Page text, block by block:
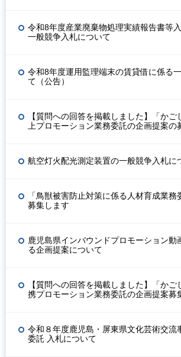
令和8年度産業廃棄物処理実績報告書等
一般競争入札について
令和8年度運用監理端末の賃貸借に係る
て（公告）
【質問への回答を掲載しました】「かご
上プロモーション業務委託の企画提案の
航空灯火配光測定装置の一般競争入札に
「鳥獣被害防止対策に係る人材育成業
募集します
鹿児島県インバウンドプロモーション動
る企画提案について
【質問への回答を掲載しました】「か
携プロモーション業務委託の企画提案募
令和８年度鹿児島・屏東県文化芸術交流
委託 入札について